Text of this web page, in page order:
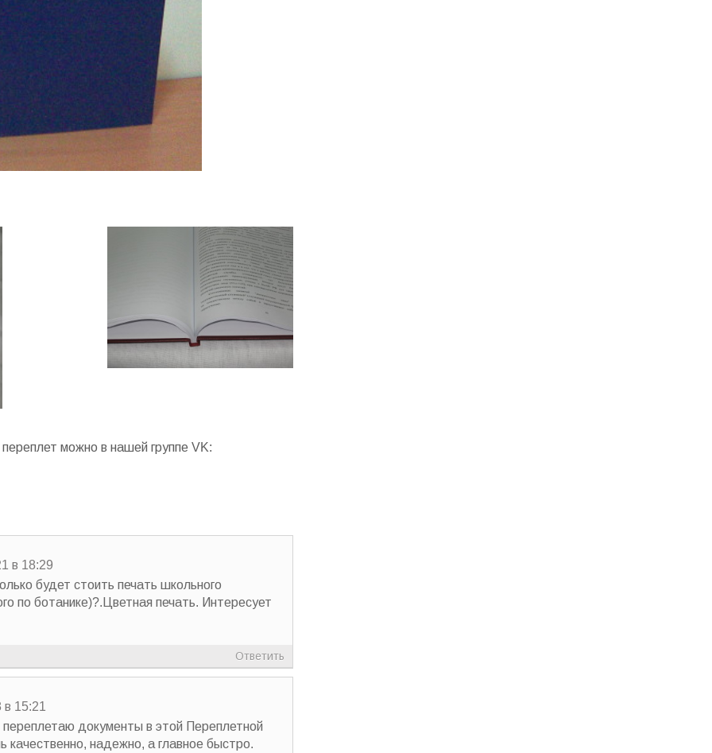
можно в нашей группе VK:
в 18:29
будет стоить печать школьного
по ботанике)?.Цветная печать. Интересует
Ответить
в 15:21
переплетаю документы в этой Переплетной
качественно, надежно, а главное быстро.